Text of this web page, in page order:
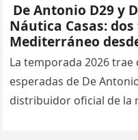
De Antonio D29 y
Náutica Casas:
Mediterráneo
La temporada 2026 trae
esperadas de De
distribuidor oficial de la